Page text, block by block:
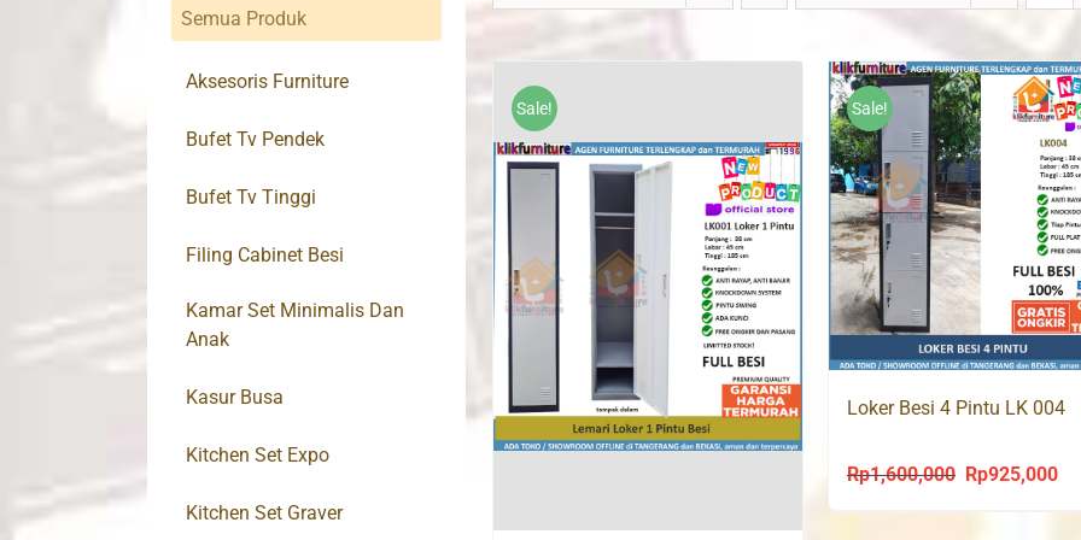
Sale! Sale!
Loker Besi 4 Pintu LK 004
Rp1,600,000
Original
Rp925,000
Semua Produk
Aksesoris Furniture
Bufet Tv Pendek
Bufet Tv Tinggi
Filing Cabinet Besi
Kamar Set Minimalis Dan
Anak
Kasur Busa
Kitchen Set Expo
Kitchen Set Graver